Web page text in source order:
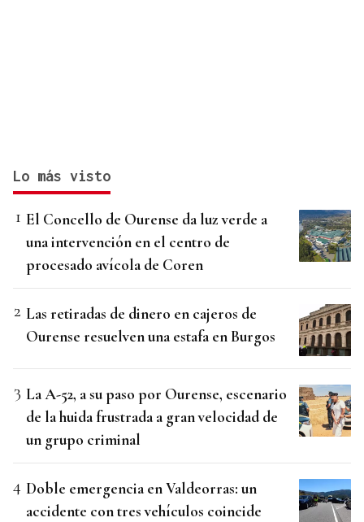
Lo más visto
El Concello de Ourense da luz verde a
una intervención en el centro de
procesado avícola de Coren
Las retiradas de dinero en cajeros de
Ourense resuelven una estafa en Burgos
La A-52, a su paso por Ourense, escenario
de la huida frustrada a gran velocidad de
un grupo criminal
Doble emergencia en Valdeorras: un
accidente con tres vehículos coincide